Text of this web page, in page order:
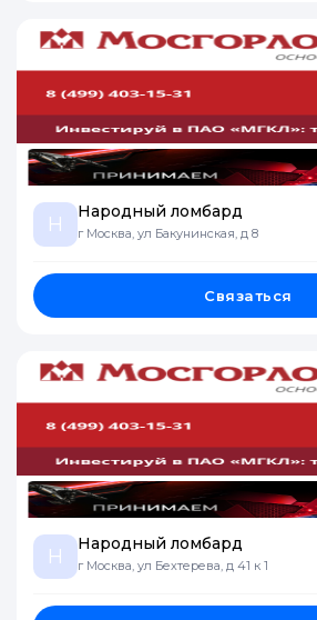
Н
Народный ломбард
г Москва, ул Бакунинская, д 8
Связаться
Н
Народный ломбард
г Москва, ул Бехтерева, д 41 к 1